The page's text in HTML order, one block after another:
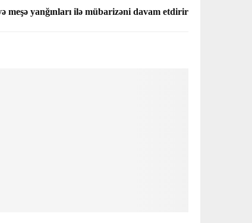
meşə yanğınları ilə mübarizəni davam etdirir